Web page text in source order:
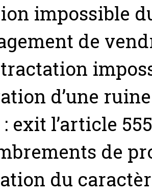
impossible
de
d’une
exit l’article
de
du